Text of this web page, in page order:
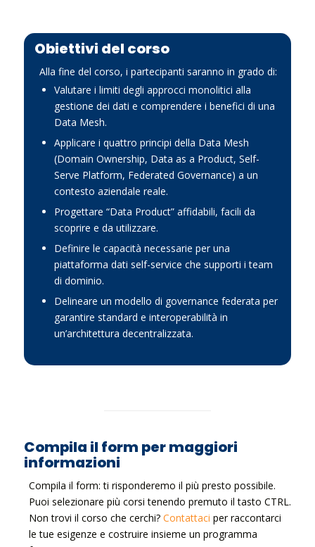
Obiettivi del corso
Alla fine del corso, i partecipanti saranno in grado di:
Valutare i limiti degli approcci monolitici alla
gestione dei dati e comprendere i benefici di una
Data Mesh.
Applicare i quattro principi della Data Mesh
(Domain Ownership, Data as a Product, Self-
Serve Platform, Federated Governance) a un
contesto aziendale reale.
Progettare “Data Product” affidabili, facili da
scoprire e da utilizzare.
Definire le capacità necessarie per una
piattaforma dati self-service che supporti i team
di dominio.
Delineare un modello di governance federata per
garantire standard e interoperabilità in
un’architettura decentralizzata.
Compila il form per maggiori
informazioni
Compila il form: ti risponderemo il più presto possibile.
Puoi selezionare più corsi tenendo premuto il tasto CTRL.
Non trovi il corso che cerchi?Contattaci per raccontarci
le tue esigenze e costruire insieme un programma